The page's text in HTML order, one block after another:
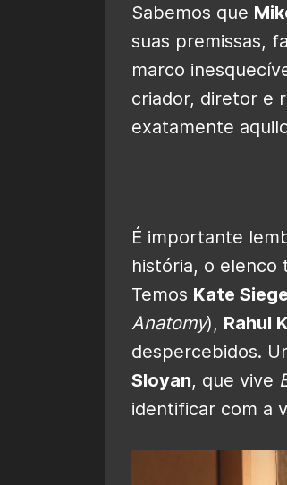
Sabemos que
suas premissas,
marco
criador, diretor e
exatamente
É importante
história, o elenco
Temos Kate
Anatomy), Rahul
despercebidos.
Sloyan, que vive
identificar com a